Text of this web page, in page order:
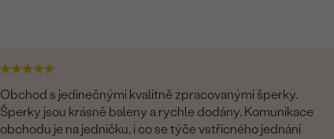
Obchod s jedinečnými kvalitně zpracovanými šperky.
Šperky jsou krásně baleny a rychle dodány. Komunikace
obchodu je na jedničku, i co se týče vstřícného jednání